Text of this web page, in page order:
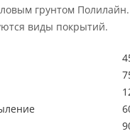
грунтом Полилайн.
виды покрытий.